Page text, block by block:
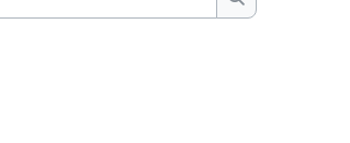
Cerca nei